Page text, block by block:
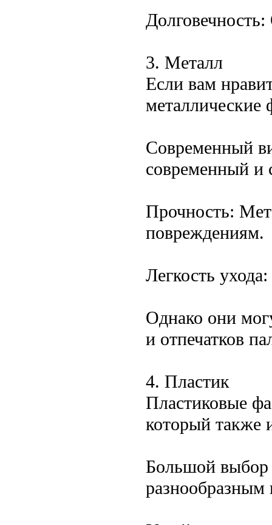
3. Металл
Если вам
Современный
современный и
Прочность:
повреждениям.
Легкость
Однако они
и отпечатков
4. Пластик
Пластиковые
который также
Большой выбор
разнообразным